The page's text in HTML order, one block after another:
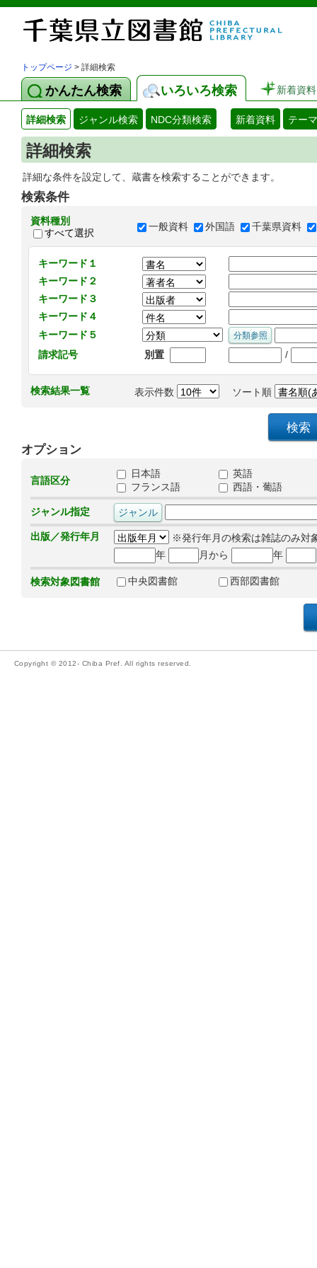
トップページ > 詳細検索
かんたん検索 いろいろ検索 新着資料
詳細検索 ジャンル検索 NDC分類検索 新着資料 テー
詳細検索
詳細な条件を設定して、蔵書を検索することができます。
検索条件
資料種別
すべて選択
一般資料 外国語 千葉県資料
キーワード１
キーワード２
キーワード３
キーワード４
キーワード５
請求記号
別置 /
検索結果一覧 表示件数 ソート順
オプション
言語区分
日本語
英語
フランス語
西語・葡語
ジャンル指定
出版／発行年月
※発行年月の検索は雑誌のみ対
年
月から 年
検索対象図書館 中央図書館 西部図書館
Copyright © 2012- Chiba Pref. All rights reserved.